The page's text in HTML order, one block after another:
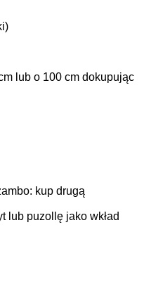
lub o 100 cm dokupując
kup drugą
lub puzollę jako wkład